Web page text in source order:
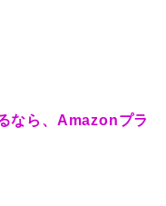
なら、Amazonプラ